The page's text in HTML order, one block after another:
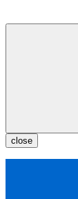
close